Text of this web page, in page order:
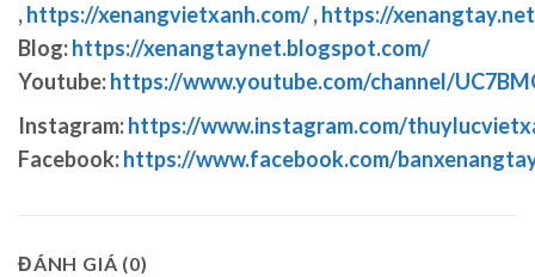
,https://xenangvietxanh.com/,https://xenangtay.net
Blog:https://xenangtaynet.blogspot.com/
Youtube:https://www.youtube.com/channel/
Instagram:https://www.instagram.com/
Facebook:https://www.facebook.com/
ĐÁNH GIÁ (0)